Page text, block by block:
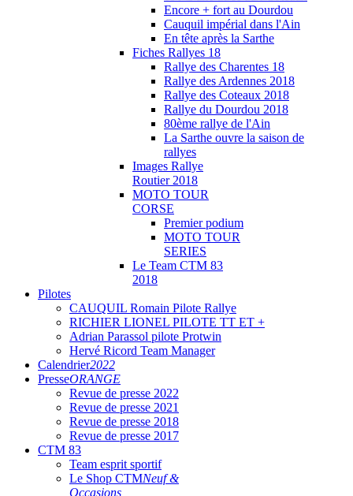
Encore + fort au Dourdou
Cauquil impérial dans l'Ain
En tête après la Sarthe
Fiches Rallyes 18
Rallye des Charentes 18
Rallye des Ardennes 2018
Rallye des Coteaux 2018
Rallye du Dourdou 2018
80ème rallye de l'Ain
La Sarthe ouvre la saison de
rallyes
Images Rallye
Routier 2018
MOTO TOUR
CORSE
Premier podium
MOTO TOUR
SERIES
Le Team CTM 83
2018
Pilotes
CAUQUIL Romain Pilote Rallye
RICHIER LIONEL PILOTE TT ET +
Adrian Parassol pilote Protwin
Hervé Ricord Team Manager
Calendrier2022
PresseORANGE
Revue de presse 2022
Revue de presse 2021
Revue de presse 2018
Revue de presse 2017
CTM 83
Team esprit sportif
Le Shop CTMNeuf &
Occasions